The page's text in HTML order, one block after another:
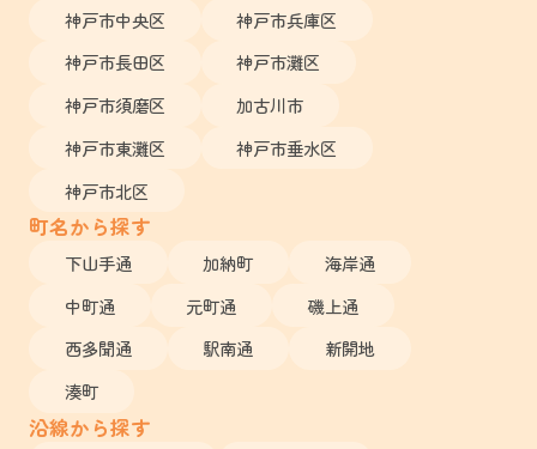
神戸市中央区
神戸市兵庫区
神戸市長田区
神戸市灘区
神戸市須磨区
加古川市
神戸市東灘区
神戸市垂水区
神戸市北区
町名から探す
下山手通 加納町
海岸通
中町通
元町通
磯上通
西多聞通
駅南通
新開地
湊町
沿線から探す